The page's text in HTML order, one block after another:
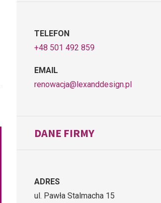
TELEFON
+48 501 492 859
EMAIL
renowacja@lexanddesign.pl
DANE FIRMY
ADRES
ul. Pawła Stalmacha 15